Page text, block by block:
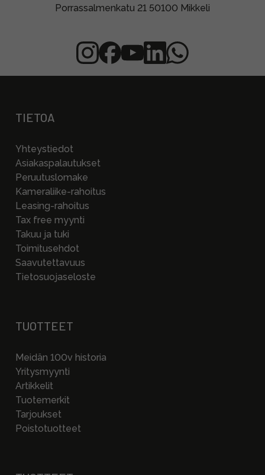
Porrassalmenkatu 21 50100 Mikkeli
TIETOA
Yhteystiedot
Asiakaspalautukset
Peruutuslomake
Kameraliike-rahoitus
Leasing-rahoitus
Tax free myynti
Takuu ja tuki
Toimitusehdot
Saavutettavuus
Tietosuojaseloste
TUOTTEET
Meidän 100v historia
Yritysmyynti
Artikkelit
Tuotemerkit
Tarjoukset
Poistotuotteet